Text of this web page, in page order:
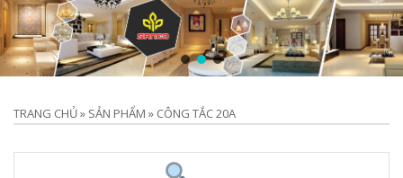
TRANG CHỦ» SẢN PHẨM » CÔNG TẮC 20A